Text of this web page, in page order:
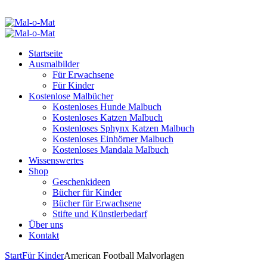
Startseite
Ausmalbilder
Für Erwachsene
Für Kinder
Kostenlose Malbücher
Kostenloses Hunde Malbuch
Kostenloses Katzen Malbuch
Kostenloses Sphynx Katzen Malbuch
Kostenloses Einhörner Malbuch
Kostenloses Mandala Malbuch
Wissenswertes
Shop
Geschenkideen
Bücher für Kinder
Bücher für Erwachsene
Stifte und Künstlerbedarf
Über uns
Kontakt
StartFür KinderAmerican Football Malvorlagen